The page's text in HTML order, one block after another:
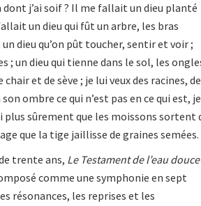
j’ai soif ? Il me fallait un dieu planté
un dieu qui fût un arbre, les bras
dieu qu’on pût toucher, sentir et voir ;
; un dieu qui tienne dans le sol, les
et de sève ; je lui veux des racines, de
ombre ce qui n’est pas en ce qui est, je
plus sûrement que les moissons sortent
que la tige jaillisse de graines semées.
trente ans, Le Testament de l’eau douce
comme une symphonie en sept
résonances, les reprises et les